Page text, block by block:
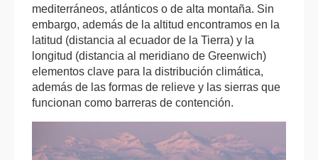
mediterráneos, atlánticos o de alta montaña. Sin
embargo, además de la altitud encontramos en la
latitud (distancia al ecuador de la Tierra) y la
longitud (distancia al meridiano de Greenwich)
elementos clave para la distribución climática,
además de las formas de relieve y las sierras que
funcionan como barreras de contención.